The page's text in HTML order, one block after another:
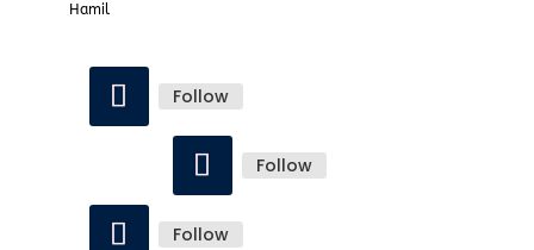
Hamil
Follow
Follow
Follow